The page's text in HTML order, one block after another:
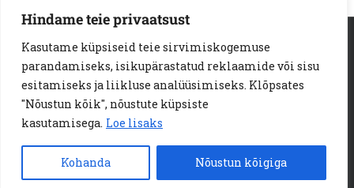
Hindame teie privaatsust
Kasutame küpsiseid teie sirvimiskogemuse
parandamiseks, isikupärastatud reklaamide või sisu
esitamiseks ja liikluse analüüsimiseks. Klõpsates
"Nõustun kõik", nõustute küpsiste
kasutamisega. Loe lisaks
Kohanda Nõustun kõigiga
AS Loodus Invest | Viljandi mnt. 18a | 11216 Tallinn
+372 6722 123
info@loodusinvest.ee
© Copyright 2023 | Loodus Invest AS | All Rights Reserved |
E-POE MÜÜGITINGIMUSED
PRIVAATSUSPOLIITIKA
KÜPSISED
Facebook